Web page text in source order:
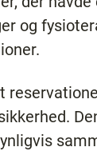
og